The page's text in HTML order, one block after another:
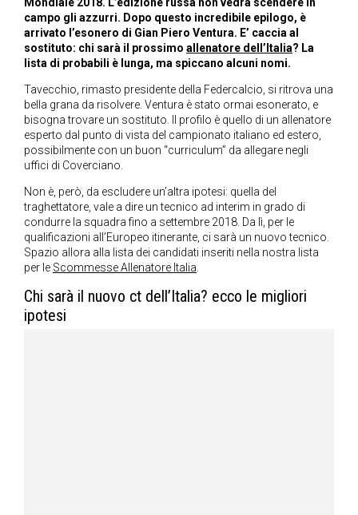
Mondiale 2018. L’edizione russa non vedrà scendere in
campo gli azzurri. Dopo questo incredibile epilogo, è
arrivato l’esonero di Gian Piero Ventura. E’ caccia al
sostituto: chi sarà il prossimo allenatore dell’Italia? La
lista di probabili è lunga, ma spiccano alcuni nomi.
Tavecchio, rimasto presidente della Federcalcio, si ritrova una
bella grana da risolvere. Ventura è stato ormai esonerato, e
bisogna trovare un sostituto. Il profilo è quello di un allenatore
esperto dal punto di vista del campionato italiano ed estero,
possibilmente con un buon “curriculum” da allegare negli
uffici di Coverciano.
Non è, però, da escludere un’altra ipotesi: quella del
traghettatore, vale a dire un tecnico ad interim in grado di
condurre la squadra fino a settembre 2018. Da lì, per le
qualificazioni all’Europeo itinerante, ci sarà un nuovo tecnico.
Spazio allora alla lista dei candidati inseriti nella nostra lista
per le Scommesse Allenatore Italia.
Chi sarà il nuovo ct dell’Italia? ecco le migliori
ipotesi